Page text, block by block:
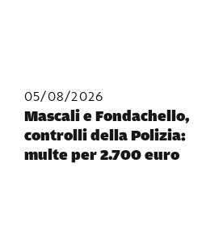
05/08/2026
Mascali e Fondachello,
controlli della Polizia:
multe per 2.700 euro